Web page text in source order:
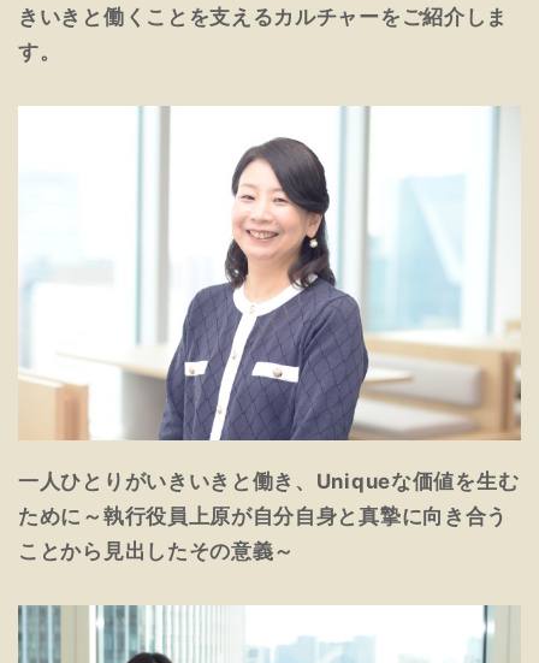
きいきと働くことを支えるカルチャーをご紹介しま
す。
一人ひとりがいきいきと働き、Uniqueな価値を生む
ために～執行役員上原が自分自身と真摯に向き合う
ことから見出したその意義～